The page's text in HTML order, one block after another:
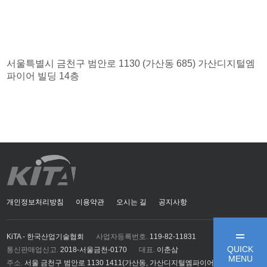
QUICK
MENU
서울특별시 금천구 범안로 1130 (가산동 685) 가산디지털엠
파이어 빌딩 14층
개인정보처리방침 이용약관 오시는 길 공지사항
KiTA - 한국산업기술협회 사업자등록번호. 119-82-11831
통신판매업신고. 2018-서울금천-0170 대표. 이춘삼
주소. 서울 금천구 범안로 1130 1411(가산동, 가산디지털엠파이어)